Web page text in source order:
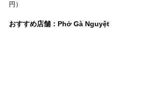
円）
おすすめ店舗：Phở Gà Nguyệt